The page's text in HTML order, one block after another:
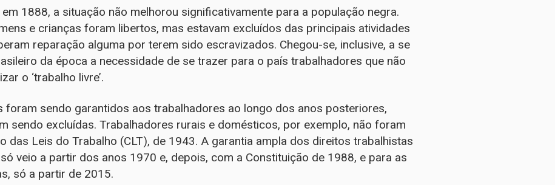
1888, a situação não melhorou significativamente para a população negra.
e crianças foram libertos, mas estavam excluídos das principais atividades
reparação alguma por terem sido escravizados. Chegou-se, inclusive, a se
da época a necessidade de se trazer para o país trabalhadores que não
o ‘trabalho livre’.
foram sendo garantidos aos trabalhadores ao longo dos anos posteriores,
sendo excluídas. Trabalhadores rurais e domésticos, por exemplo, não foram
das Leis do Trabalho (CLT), de 1943. A garantia ampla dos direitos trabalhistas
veio a partir dos anos 1970 e, depois, com a Constituição de 1988, e para as
só a partir de 2015.